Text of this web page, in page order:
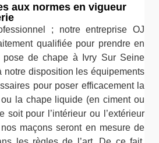
aux normes en vigueur
; notre entreprise OJ
qualifiée pour prendre en
de chape à Ivry Sur Seine
notre disposition les équipements
pour poser efficacement la
la chape liquide (en ciment ou
soit pour l’intérieur ou l’extérieur
maçons seront en mesure de